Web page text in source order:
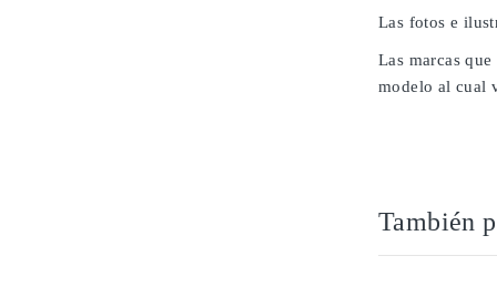
Las fotos e
Las marcas
modelo al cual
También